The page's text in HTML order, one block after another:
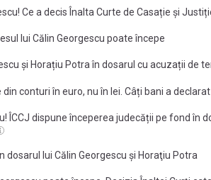
Ce a decis Înalta Curte de Casație și
lui Călin Georgescu poate începe
și Horațiu Potra în dosarul cu acuzații de
respins contestațiile
conturi în euro, nu în lei. Câți bani a declarat
ÎCCJ dispune începerea judecății pe fond în
din 2024
dosarul lui Călin Georgescu şi Horaţiu Potra